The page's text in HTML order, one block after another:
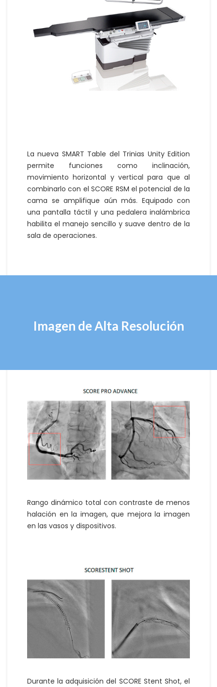
La nueva SMART Table del Trinias Unity Edition
permite funciones como inclinación,
movimiento horizontal y vertical para que al
combinarlo con el SCORE RSM el potencial de la
cama se amplifique aún más. Equipado con
una pantalla táctil y una pedalera inalámbrica
habilita el manejo sencillo y suave dentro de la
sala de operaciones.
Imagen de Alta Resolución
Rango dinámico total con contraste de menos
halación en la imagen, que mejora la imagen
en las vasos y dispositivos.
Durante la adquisición del SCORE Stent Shot, el